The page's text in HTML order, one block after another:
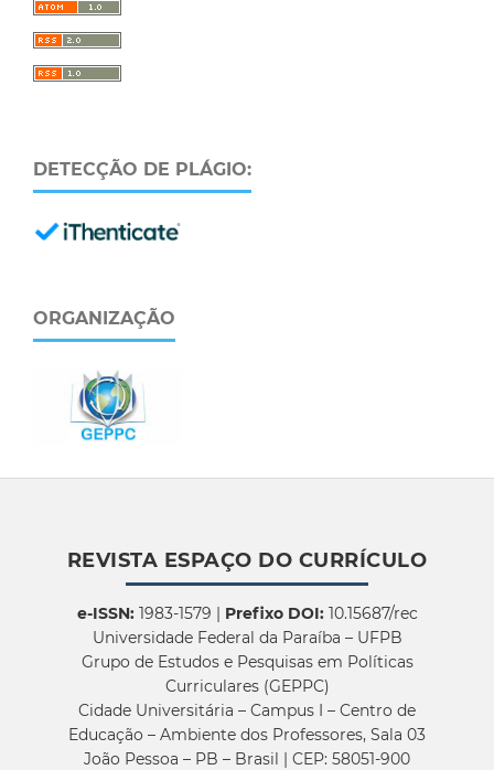
DETECÇÃO DE PLÁGIO:
ORGANIZAÇÃO
REVISTA ESPAÇO DO CURRÍCULO
e-ISSN:1983-1579 | Prefixo DOI:10.15687/rec
Universidade Federal da Paraíba – UFPB
Grupo de Estudos e Pesquisas em Políticas
Curriculares (GEPPC)
Cidade Universitária – Campus I – Centro de
Educação – Ambiente dos Professores, Sala 03
João Pessoa – PB – Brasil | CEP: 58051-900